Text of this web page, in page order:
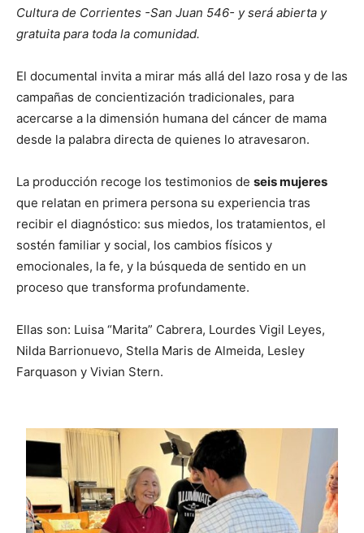
Cultura de Corrientes -San Juan 546- y será abierta y
gratuita para toda la comunidad.
El documental invita a mirar más allá del lazo rosa y de las
campañas de concientización tradicionales, para
acercarse a la dimensión humana del cáncer de mama
desde la palabra directa de quienes lo atravesaron.
La producción recoge los testimonios de seis mujeres
que relatan en primera persona su experiencia tras
recibir el diagnóstico: sus miedos, los tratamientos, el
sostén familiar y social, los cambios físicos y
emocionales, la fe, y la búsqueda de sentido en un
proceso que transforma profundamente.
Ellas son: Luisa “Marita” Cabrera, Lourdes Vigil Leyes,
Nilda Barrionuevo, Stella Maris de Almeida, Lesley
Farquason y Vivian Stern.